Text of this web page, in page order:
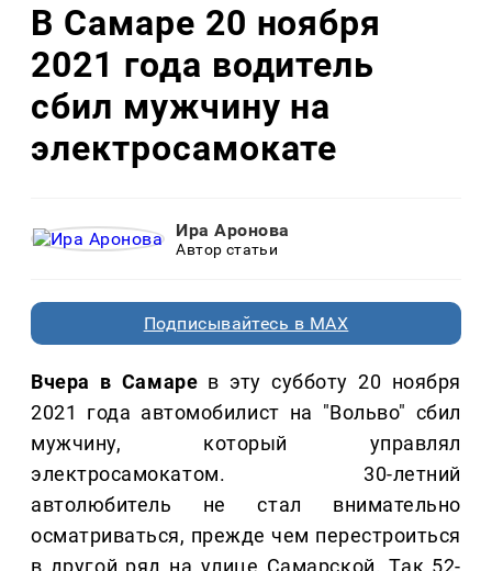
В Самаре 20 ноября
2021 года водитель
сбил мужчину на
электросамокате
Ира Аронова
Автор статьи
Подписывайтесь в MAX
Вчера в Самаре в эту субботу 20 ноября
2021 года автомобилист на "Вольво" сбил
мужчину, который управлял
электросамокатом. 30-летний
автолюбитель не стал внимательно
осматриваться, прежде чем перестроиться
в другой ряд на улице Самарской. Так 52-